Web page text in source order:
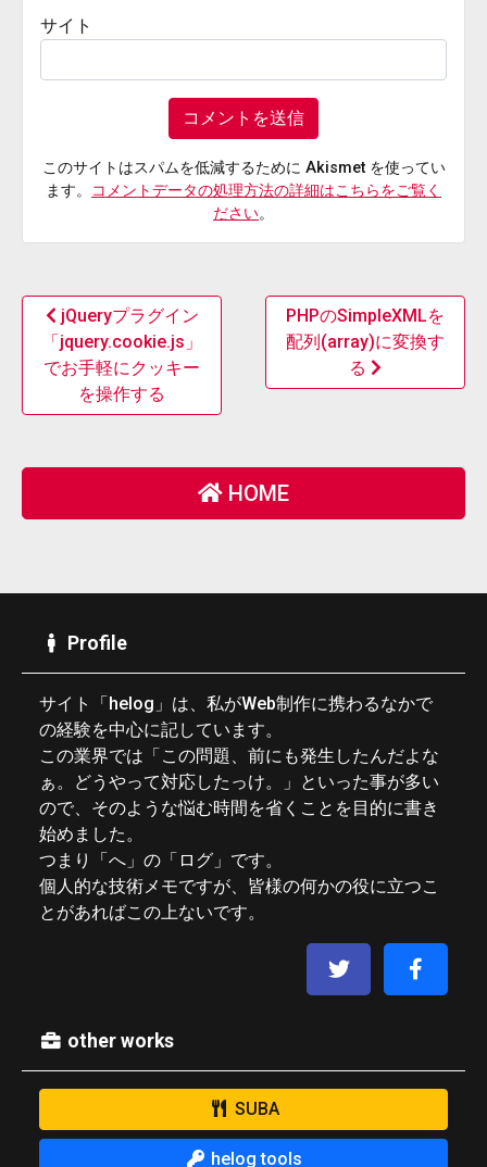
サイト
このサイトはスパムを低減するために Akismet を使ってい
ます。
コメントデータの処理方法の詳細はこちらをご覧く
ださい。
jQueryプラグイン
「jquery.cookie.js」
でお手軽にクッキー
を操作する
PHPのSimpleXMLを
配列(array)に変換す
る
HOME
Profile
サイト「helog」は、私がWeb制作に携わるなかで
の経験を中心に記しています。
この業界では「この問題、前にも発生したんだよな
ぁ。どうやって対応したっけ。」といった事が多い
ので、そのような悩む時間を省くことを目的に書き
始めました。
つまり「へ」の「ログ」です。
個人的な技術メモですが、皆様の何かの役に立つこ
とがあればこの上ないです。
other works
SUBA
helog tools